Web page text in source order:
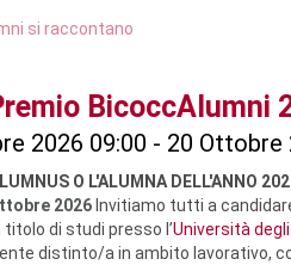
si raccontano
BicoccAlumni
2026 09:00 - 20 Ottobre
O L'ALUMNA DELL'ANNO
2026Invitiamo tutti a
di studi presso l’Università
distinto/a in ambito lavorativo,
Giugno 2026
03 04 05 06 07
10 11 12 13 14
17 18 19 20 21